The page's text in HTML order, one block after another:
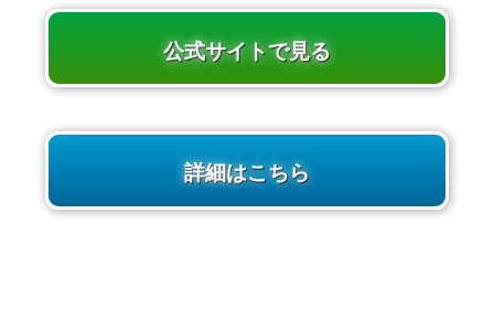
公式サイトで見る
詳細はこちら